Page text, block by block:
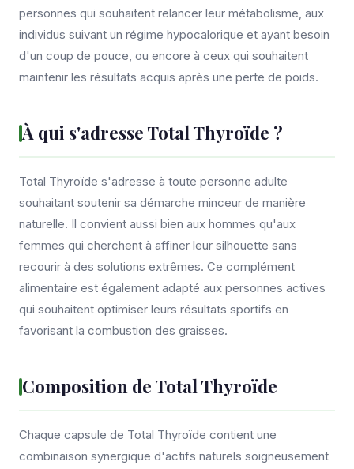
personnes qui souhaitent relancer leur métabolisme, aux
individus suivant un régime hypocalorique et ayant besoin
d'un coup de pouce, ou encore à ceux qui souhaitent
maintenir les résultats acquis après une perte de poids.
À qui s'adresse Total Thyroïde ?
Total Thyroïde s'adresse à toute personne adulte
souhaitant soutenir sa démarche minceur de manière
naturelle. Il convient aussi bien aux hommes qu'aux
femmes qui cherchent à affiner leur silhouette sans
recourir à des solutions extrêmes. Ce complément
alimentaire est également adapté aux personnes actives
qui souhaitent optimiser leurs résultats sportifs en
favorisant la combustion des graisses.
Composition de Total Thyroïde
Chaque capsule de Total Thyroïde contient une
combinaison synergique d'actifs naturels soigneusement